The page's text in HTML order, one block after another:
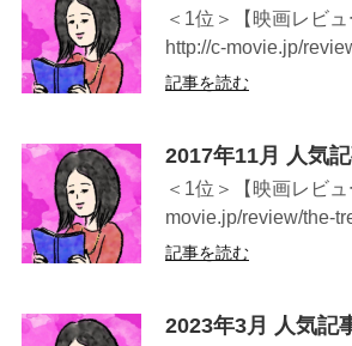
＜1位＞【映画レビ
http://c-movie.jp/
記事を読む
2017年11月 人気
＜1位＞【映画レビ
movie.jp/review/the-
記事を読む
2023年3月 人気記